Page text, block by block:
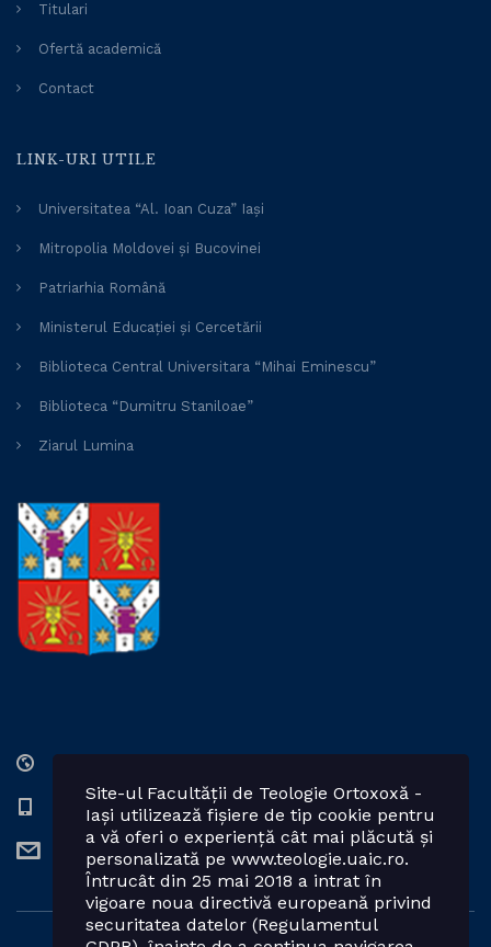
Titulari
Ofertă academică
Contact
LINK-URI UTILE
Universitatea “Al. Ioan Cuza” Iași
Mitropolia Moldovei și Bucovinei
Patriarhia Română
Ministerul Educației și Cercetării
Biblioteca Central Universitara “Mihai Eminescu”
Biblioteca “Dumitru Staniloae”
Ziarul Lumina
0232 201328; 0232 201102 int. 2424, 2423, 2425
teologie.ortodoxa@uaic.ro
Site-ul Facultății de Teologie Ortoxoxă -
Iași utilizează fișiere de tip cookie pentru
a vă oferi o experiență cât mai plăcută și
personalizată pe www.teologie.uaic.ro.
Întrucât din 25 mai 2018 a intrat în
vigoare noua directivă europeană privind
securitatea datelor (Regulamentul